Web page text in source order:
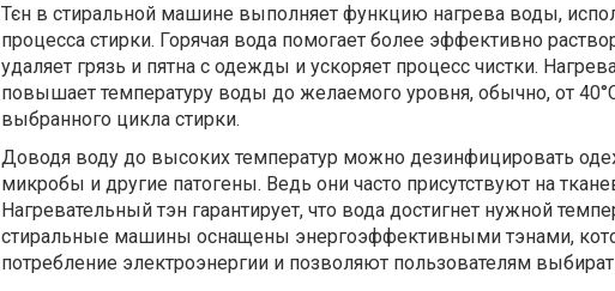
Тєн в стиральной машине выполняет функцию нагрева воды,
процесса стирки. Горячая вода помогает более эффективно
удаляет грязь и пятна с одежды и ускоряет процесс чистки.
повышает температуру воды до желаемого уровня, обычно, от
выбранного цикла стирки.
Доводя воду до высоких температур можно дезинфицировать
микробы и другие патогены. Ведь они часто присутствуют на
Нагревательный тэн гарантирует, что вода достигнет нужной
стиральные машины оснащены энергоэффективными тэнами,
потребление электроэнергии и позволяют пользователям